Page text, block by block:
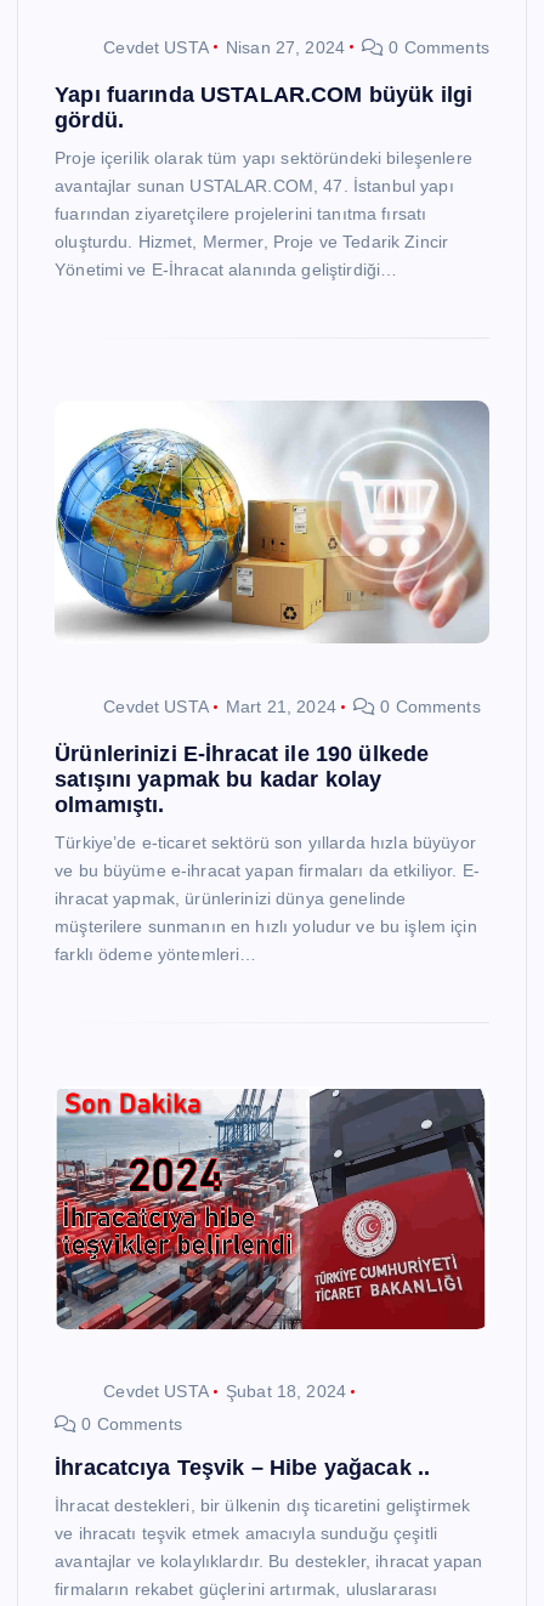
Cevdet USTA Nisan 27, 2024 0 Comments
Yapı fuarında USTALAR.COM büyük ilgi
gördü.
Proje içerilik olarak tüm yapı sektöründeki bileşenlere
avantajlar sunan USTALAR.COM, 47. İstanbul yapı
fuarından ziyaretçilere projelerini tanıtma fırsatı
oluşturdu. Hizmet, Mermer, Proje ve Tedarik Zincir
Yönetimi ve E-İhracat alanında geliştirdiği…
Cevdet USTA Mart 21, 2024 0 Comments
Ürünlerinizi E-İhracat ile 190 ülkede
satışını yapmak bu kadar kolay
olmamıştı.
Türkiye’de e-ticaret sektörü son yıllarda hızla büyüyor
ve bu büyüme e-ihracat yapan firmaları da etkiliyor. E-
ihracat yapmak, ürünlerinizi dünya genelinde
müşterilere sunmanın en hızlı yoludur ve bu işlem için
farklı ödeme yöntemleri…
Cevdet USTA
Şubat 18, 2024
0 Comments
İhracatcıya Teşvik – Hibe yağacak ..
İhracat destekleri, bir ülkenin dış ticaretini geliştirmek
ve ihracatı teşvik etmek amacıyla sunduğu çeşitli
avantajlar ve kolaylıklardır. Bu destekler, ihracat yapan
firmaların rekabet güçlerini artırmak, uluslararası